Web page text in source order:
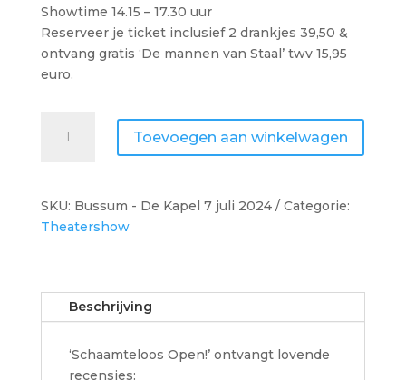
Showtime 14.15 – 17.30 uur
Reserveer je ticket inclusief 2 drankjes 39,50 &
ontvang gratis ‘De mannen van Staal’ twv 15,95
euro.
Schaamteloos
Open!
-
De
Toevoegen aan winkelwagen
SKU: Bussum - De Kapel 7 juli 2024
Categorie:
Theatershow
Beschrijving
‘Schaamteloos Open!’ ontvangt lovende
recensies: